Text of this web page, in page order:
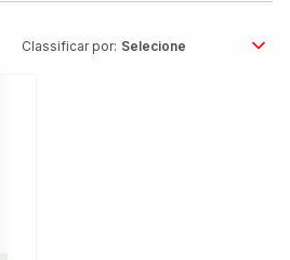
Classificar por: